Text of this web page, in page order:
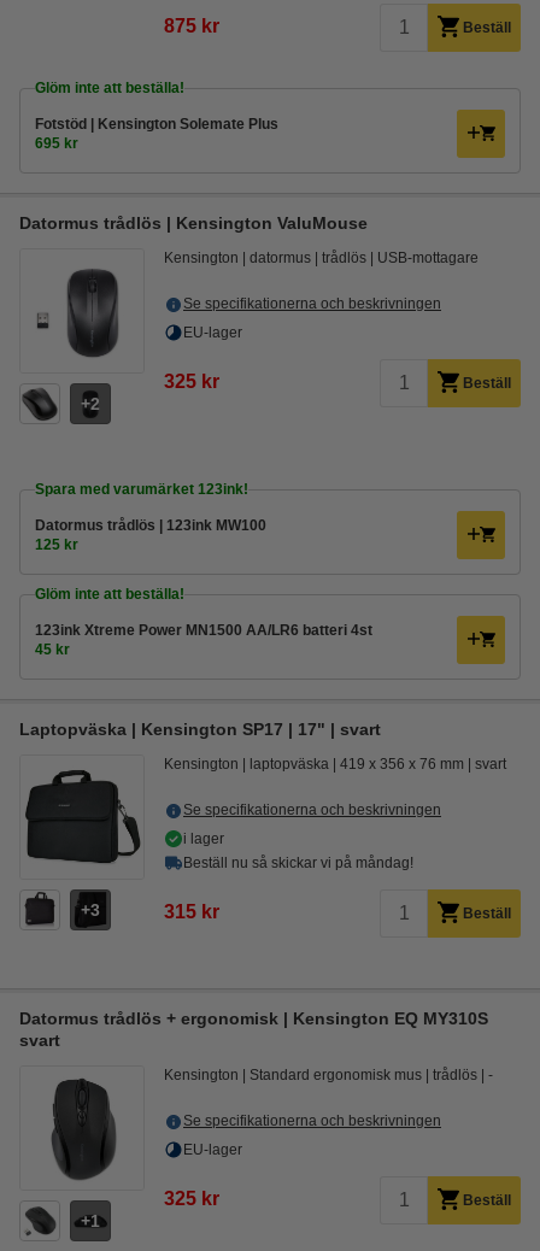
875 kr Beställ
Glöm inte att beställa!
Fotstöd | Kensington Solemate Plus
695 kr
Datormus trådlös | Kensington ValuMouse
2
Kensington datormus trådlös USB-mottagare
Se specifikationerna och beskrivningen
EU-lager
325 kr Beställ
Spara med varumärket 123ink!
Datormus trådlös | 123ink MW100
125 kr
Glöm inte att beställa!
123ink Xtreme Power MN1500 AA/LR6 batteri 4st
45 kr
Laptopväska | Kensington SP17 | 17" | svart
3
Kensington laptopväska 419 x 356 x 76 mm svart
Se specifikationerna och beskrivningen
i lager
Beställ nu så skickar vi på måndag!
315 kr Beställ
Datormus trådlös + ergonomisk | Kensington EQ MY310S
svart
1
Kensington Standard ergonomisk mus trådlös -
Se specifikationerna och beskrivningen
EU-lager
325 kr Beställ